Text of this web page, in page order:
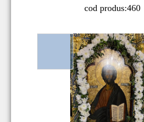
cod produs:460